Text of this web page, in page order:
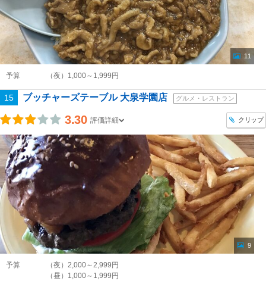
11
予算 （夜）1,000～1,999円
15 ブッチャーズテーブル 大泉学園店 グルメ・レストラン
3.30 評価詳細 クリップ
9
予算
（夜）2,000～2,999円
（昼）1,000～1,999円